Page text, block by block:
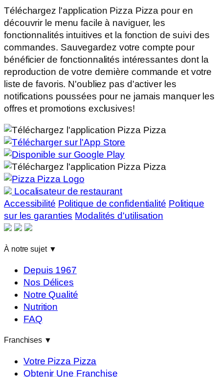
Téléchargez l'application Pizza Pizza pour en
découvrir le menu facile à naviguer, les
fonctionnalités intuitives et la fonction de suivi des
commandes. Sauvegardez votre compte pour
bénéficier de fonctionnalités intéressantes dont la
reproduction de votre dernière commande et votre
liste de favoris. N'oubliez pas d'activer les
notifications poussées pour ne jamais manquer les
offres et promotions exclusives!
Localisateur de restaurant
Accessibilité Politique de confidentialité Politique
sur les garanties Modalités d'utilisation
À notre sujet ▼
Depuis 1967
Nos Délices
Notre Qualité
Nutrition
FAQ
Franchises ▼
Votre Pizza Pizza
Obtenir Une Franchise